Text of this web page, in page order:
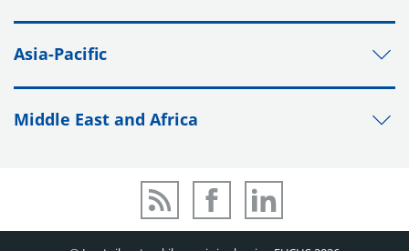
Asia-Pacific
Middle East and Africa